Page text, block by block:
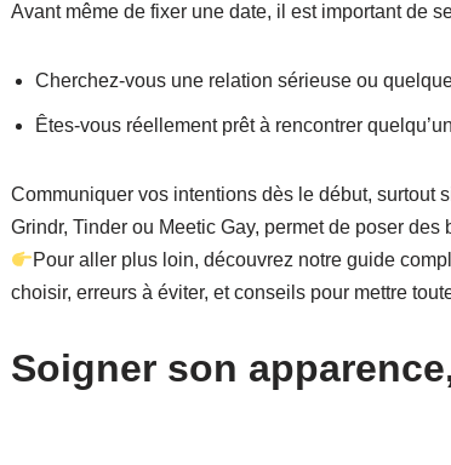
Avant même de fixer une date, il est important de
Cherchez-vous une relation sérieuse ou
Êtes-vous réellement prêt à rencontrer
Communiquer vos intentions dès le début, surtout
Grindr, Tinder ou Meetic Gay, permet de poser
Pour aller plus loin, découvrez notre guide
choisir, erreurs à éviter, et conseils pour mettre
Soigner son